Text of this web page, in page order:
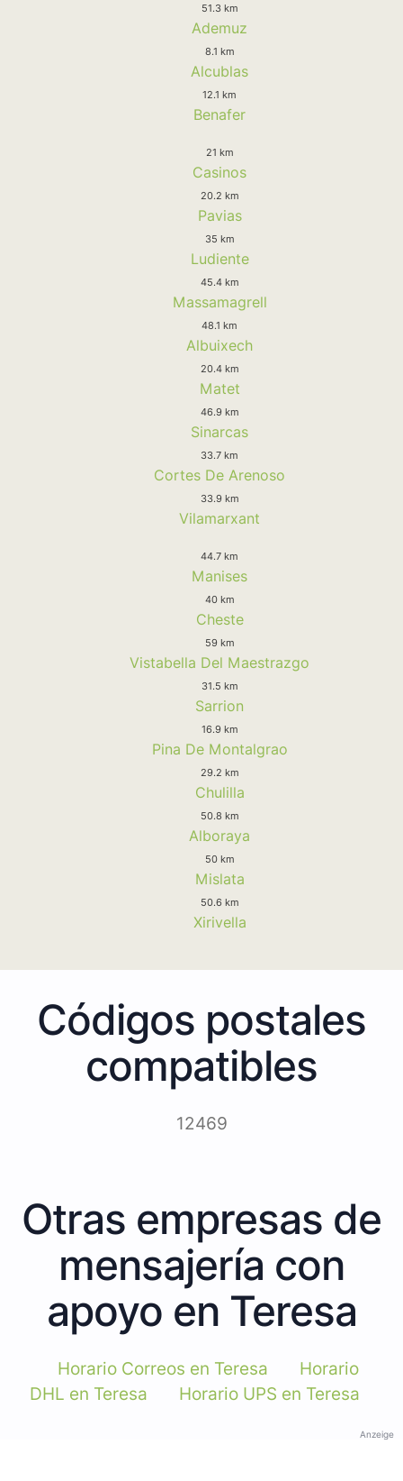
51.3 km
Ademuz
8.1 km
Alcublas
12.1 km
Benafer
21 km
Casinos
20.2 km
Pavias
35 km
Ludiente
45.4 km
Massamagrell
48.1 km
Albuixech
20.4 km
Matet
46.9 km
Sinarcas
33.7 km
Cortes De Arenoso
33.9 km
Vilamarxant
44.7 km
Manises
40 km
Cheste
59 km
Vistabella Del Maestrazgo
31.5 km
Sarrion
16.9 km
Pina De Montalgrao
29.2 km
Chulilla
50.8 km
Alboraya
50 km
Mislata
50.6 km
Xirivella
Códigos postales
compatibles
12469
Otras empresas de
mensajería con
apoyo en Teresa
Horario Correos en Teresa
Horario
DHL en Teresa
Horario UPS en Teresa
Anzeige